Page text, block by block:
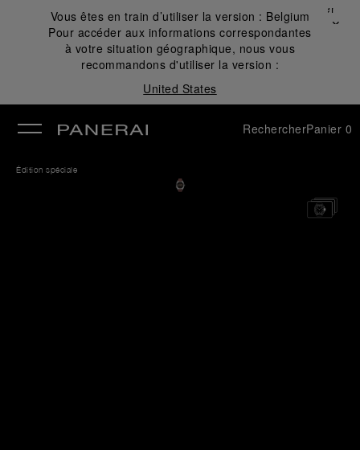
Vous êtes en train d’utiliser la version : Belgium
Pour accéder aux informations correspondantes
à votre situation géographique, nous vous
recommandons d'utiliser la version :
United States
Fermer
✕
RechercherPanier 0
Édition spéciale